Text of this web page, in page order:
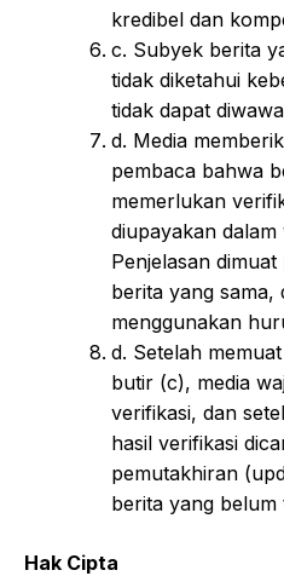
kredibel dan
c. Subyek berita
tidak diketahui
tidak dapat
d. Media
pembaca bahwa
memerlukan
diupayakan
Penjelasan
berita yang sama,
menggunakan
d. Setelah
butir (c), media
verifikasi, dan
hasil verifikasi
pemutakhiran
berita yang belum
Hak Cipta